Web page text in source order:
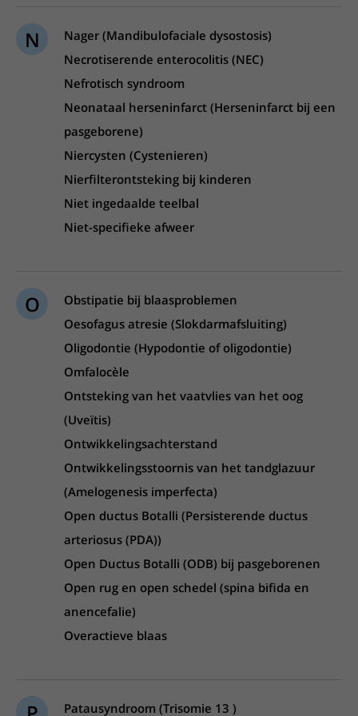
N
Nager (Mandibulofaciale dysostosis)
Necrotiserende enterocolitis (NEC)
Nefrotisch syndroom
Neonataal herseninfarct (Herseninfarct bij een
pasgeborene)
Niercysten (Cystenieren)
Nierfilterontsteking bij kinderen
Niet ingedaalde teelbal
Niet-specifieke afweer
O
Obstipatie bij blaasproblemen
Oesofagus atresie (Slokdarmafsluiting)
Oligodontie (Hypodontie of oligodontie)
Omfalocèle
Ontsteking van het vaatvlies van het oog
(Uveïtis)
Ontwikkelingsachterstand
Ontwikkelingsstoornis van het tandglazuur
(Amelogenesis imperfecta)
Open ductus Botalli (Persisterende ductus
arteriosus (PDA))
Open Ductus Botalli (ODB) bij pasgeborenen
Open rug en open schedel (spina bifida en
anencefalie)
Overactieve blaas
Patausyndroom (Trisomie 13 )